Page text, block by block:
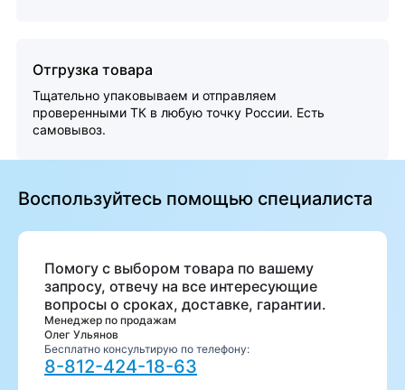
Отгрузка товара
Тщательно упаковываем и отправляем
проверенными ТК в любую точку России. Есть
самовывоз.
Воспользуйтесь помощью специалиста
Помогу с выбором товара по вашему
запросу, отвечу на все интересующие
вопросы о сроках, доставке, гарантии.
Менеджер по продажам
Олег Ульянов
Бесплатно консультирую по телефону:
8-812-424-18-63